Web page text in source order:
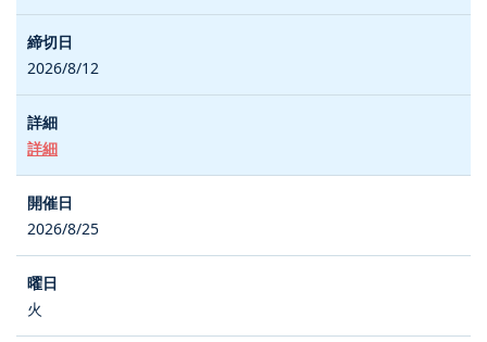
2026/8/12
詳細
2026/8/25
火